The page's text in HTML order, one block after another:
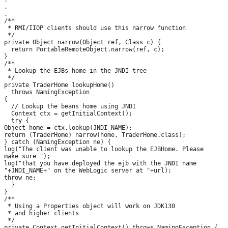
.
.
/**
* RMI/IIOP clients should use this narrow function
*/
private Object narrow(Object ref, Class c) {
  return PortableRemoteObject.narrow(ref, c);
}
/**
* Lookup the EJBs home in the JNDI tree
*/
private TraderHome lookupHome()
  throws NamingException
{
  // Lookup the beans home using JNDI
  Context ctx = getInitialContext();
  try {
Object home = ctx.lookup(JNDI_NAME);
return (TraderHome) narrow(home, TraderHome.class);
} catch (NamingException ne) {
log("The client was unable to lookup the EJBHome. Please
make sure ");
log("that you have deployed the ejb with the JNDI name
"+JNDI_NAME+" on the WebLogic server at "+url);
throw ne;
  }
}
/**
* Using a Properties object will work on JDK130
* and higher clients
*/